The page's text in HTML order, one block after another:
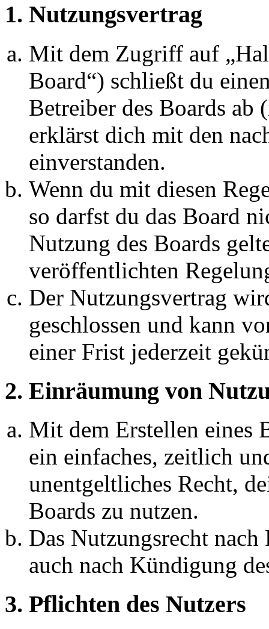
1. Nutzungsvertrag
Mit dem Zugriff auf
Board“) schließt du
Betreiber des Boards ab
erklärst dich mit den
einverstanden.
Wenn du mit diesen
so darfst du das Board
Nutzung des Boards
veröffentlichten
Der Nutzungsvertrag
geschlossen und kann
einer Frist jederzeit
2. Einräumung von
Mit dem Erstellen eines
ein einfaches, zeitlich
unentgeltliches Recht,
Boards zu nutzen.
Das Nutzungsrecht
auch nach Kündigung
3. Pflichten des Nutzers